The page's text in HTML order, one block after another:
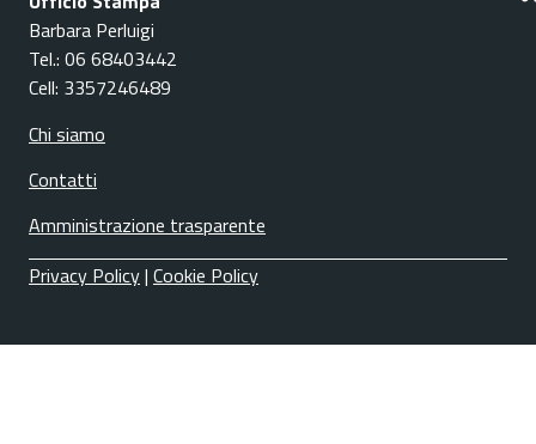
Barbara Perluigi
Tel.: 06 68403442
Cell: 3357246489
Chi siamo
Contatti
Amministrazione trasparente
Privacy Policy| Cookie Policy